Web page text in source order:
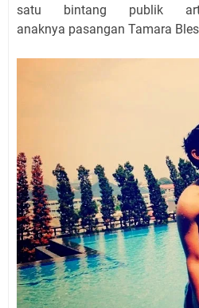
satu bintang publik
anaknya pasangan Tamara